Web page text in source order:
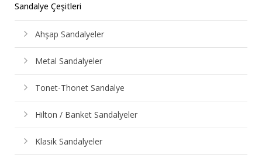
Sandalye Çeşitleri
Ahşap Sandalyeler
Metal Sandalyeler
Tonet-Thonet Sandalye
Hilton / Banket Sandalyeler
Klasik Sandalyeler